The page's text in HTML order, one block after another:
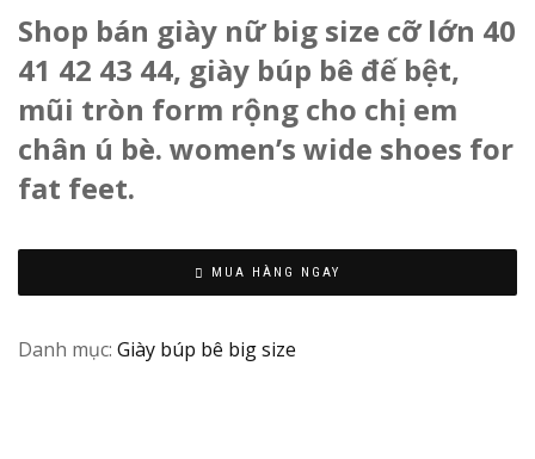
Shop bán giày nữ big size cỡ lớn 40
41 42 43 44, giày búp bê đế bệt,
mũi tròn form rộng cho chị em
chân ú bè. women’s wide shoes for
fat feet.
MUA HÀNG NGAY
Danh mục: Giày búp bê big size